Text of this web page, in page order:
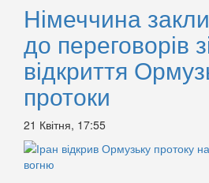
Німеччина
до переговорів
відкриття
протоки
21 Квітня, 17:55